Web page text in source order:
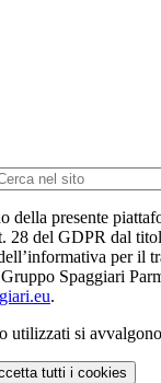
della presente
28 del GDPR dal
per il
Spaggiari
.
utilizzati si
tutti i cookies